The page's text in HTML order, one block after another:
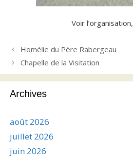
Voir l’organisation,
Homélie du Père Rabergeau
Chapelle de la Visitation
Archives
août 2026
juillet 2026
juin 2026